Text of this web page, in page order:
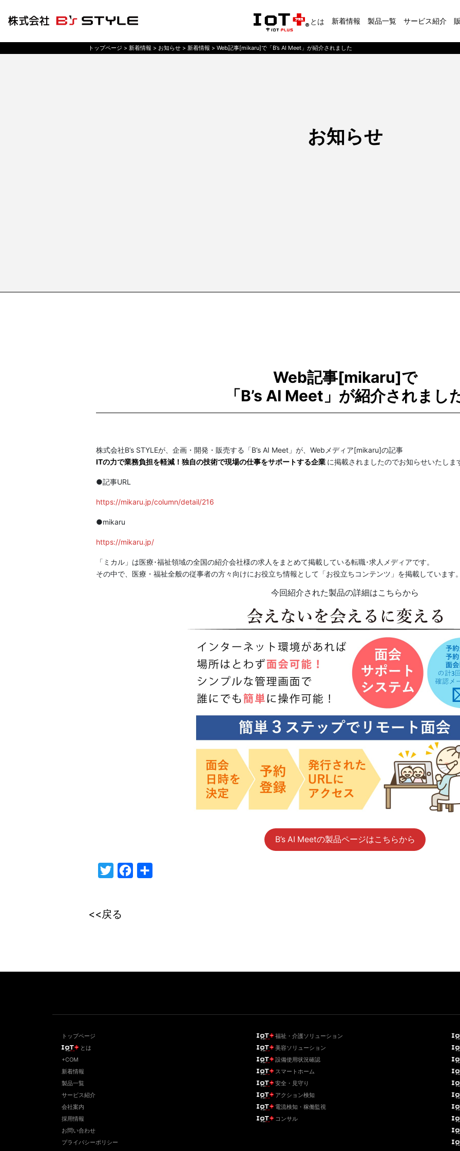
とは 新着情報 製品一覧 サービス紹介
トップページ > 新着情報 > お知らせ > 新着情報 > Web記事[mikaru]で「B’s AI Meet」が紹介されました
お知らせ
Web記事[mikaru]で
「B’s AI Meet」が紹介されまし
株式会社B’s STYLEが、企画・開発・販売する「B’s AI Meet」が、Webメディア[mikaru]の記事
ITの力で業務負担を軽減！独自の技術で現場の仕事をサポートする企業 に掲載されましたのでお知らせいたしま
●記事URL
https://mikaru.jp/column/detail/216
●mikaru
https://mikaru.jp/
「ミカル」は医療･福祉領域の全国の紹介会社様の求人をまとめて掲載している転職･求人メディアです。
その中で、医療・福祉全般の従事者の方々向けにお役立ち情報として「お役立ちコンテンツ」を掲載しています
今回紹介された製品の詳細はこちらから
B’s AI Meetの製品ページはこちらから
TwitterFacebook
<<戻る
トップページ
とは
+COM
新着情報
製品一覧
サービス紹介
会社案内
採用情報
お問い合わせ
プライバシーポリシー
福祉・介護ソリューション
美容ソリューション
設備使用状況確認
スマートホーム
安全・見守り
アクション検知
電流検知・稼働監視
コンサル